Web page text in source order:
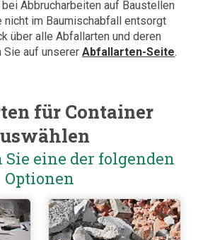
Abbrucharbeiten auf Baustellen
nicht im Baumischabfall entsorgt
über alle Abfallarten und deren
Sie auf unserer Abfallarten-Seite.
für Container
eine der folgenden
Optionen